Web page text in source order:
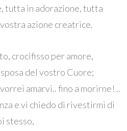
tutta in adorazione, tutta
azione creatrice.
crocifisso per amore,
del vostro Cuore;
amarvi.. fino a morirne! ..
e vi chiedo di rivestirmi di
stesso,